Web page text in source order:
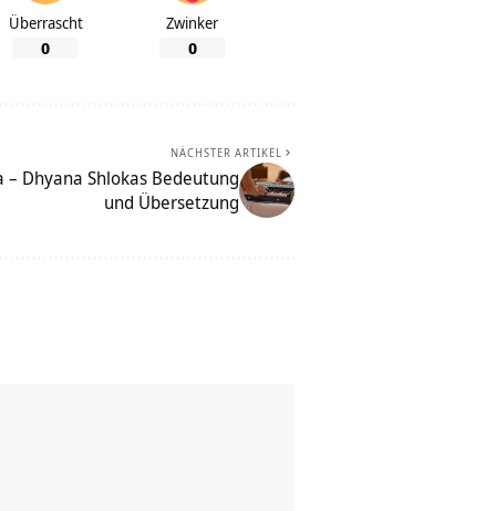
Überrascht
0
Zwinker
0
NÄCHSTER ARTIKEL
Dhyana Shlokas Bedeutung
und Übersetzung